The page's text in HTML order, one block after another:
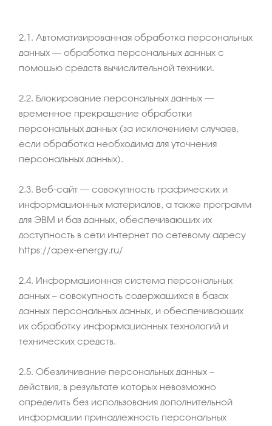
2.1. Автоматизированная обработка персональных
данных – обработка персональных данных с
помощью средств вычислительной техники.
2.2. Блокирование персональных данных –
временное прекращение обработки
персональных данных (за исключением случаев,
если обработка необходима для уточнения
персональных данных).
2.3. Веб-сайт – совокупность графических и
информационных материалов, а также программ
для ЭВМ и баз данных, обеспечивающих их
доступность в сети интернет по сетевому адресу
https://apex-energy.ru/
2.4. Информационная система персональных
данных — совокупность содержащихся в базах
данных персональных данных, и обеспечивающих
их обработку информационных технологий и
технических средств.
2.5. Обезличивание персональных данных —
действия, в результате которых невозможно
определить без использования дополнительной
информации принадлежность персональных